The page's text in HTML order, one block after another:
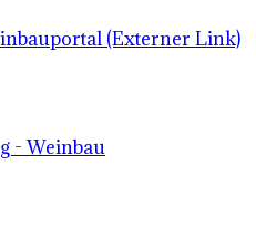
(Externer Link)
- Weinbau